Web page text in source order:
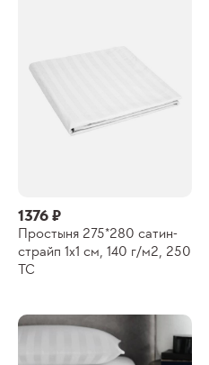
1376 ₽
Простыня 275*280 сатин-
страйп 1х1 см, 140 г/м2, 250
ТС